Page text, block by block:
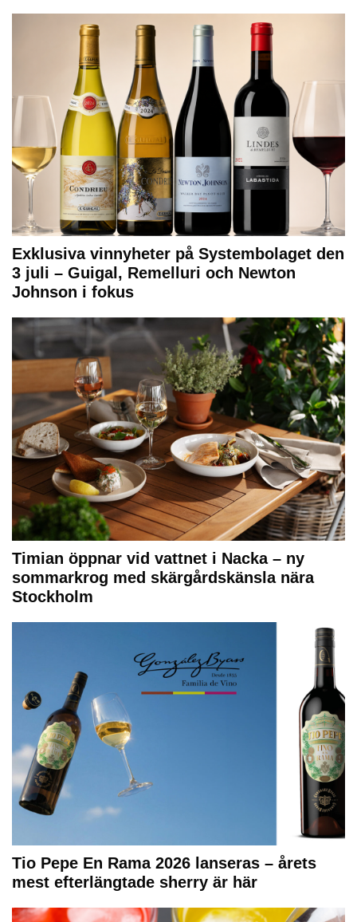
Exklusiva vinnyheter på Systembolaget den
3 juli – Guigal, Remelluri och Newton
Johnson i fokus
Timian öppnar vid vattnet i Nacka – ny
sommarkrog med skärgårdskänsla nära
Stockholm
Tio Pepe En Rama 2026 lanseras – årets
mest efterlängtade sherry är här